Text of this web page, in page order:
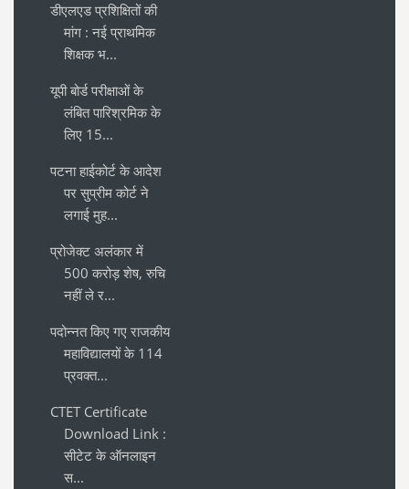
डीएलएड प्रशिक्षितों की
मांग : नई प्राथमिक
शिक्षक भ...
यूपी बोर्ड परीक्षाओं के
लंबित पारिश्रमिक के
लिए 15...
पटना हाईकोर्ट के आदेश
पर सुप्रीम कोर्ट ने
लगाई मुह...
प्रोजेक्ट अलंकार में
500 करोड़ शेष, रुचि
नहीं ले र...
पदोन्नत किए गए राजकीय
महाविद्यालयों के 114
प्रवक्त...
CTET Certificate
Download Link :
सीटेट के ऑनलाइन
स...